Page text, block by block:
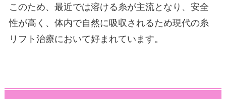
このため、最近では溶ける糸が主流となり、安全
性が高く、体内で自然に吸収されるため現代の糸
リフト治療において好まれています。